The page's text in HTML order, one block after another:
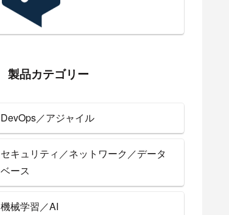
製品カテゴリー
DevOps／アジャイル
セキュリティ／ネットワーク／データ
ベース
機械学習／AI